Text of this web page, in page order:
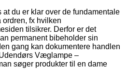
du er klar over de fundamentale
ordren, fx hvilken
tilsikrer. Derfor er det
permanent bibeholder sin
gang kan dokumentere handlen
Væglampe –
søger produkter til en dame